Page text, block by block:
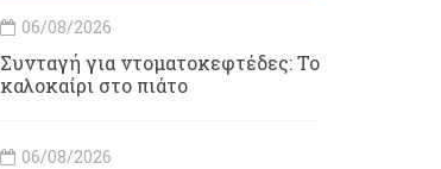
06/08/2026
Συνταγή για ντοματοκεφτέδες: Το
καλοκαίρι στο πιάτο
06/08/2026